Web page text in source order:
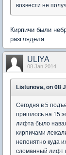
возвести не
Кирпичи были
разглядела
ULIYA
08 Jan 2014
Listunova, on 08
Сегодня в 5
пришлось на 15
лифта было
кирпичами
непонятно куда
сломанный лифт